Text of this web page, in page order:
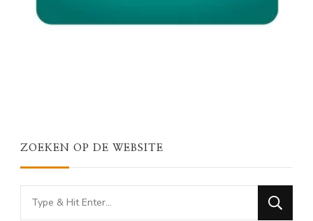
ZOEKEN OP DE WEBSITE
Looking
for